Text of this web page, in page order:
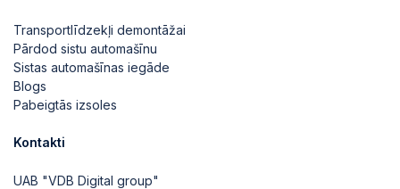
Transportlīdzekļi demontāžai
Pārdod sistu automašīnu
Sistas automašīnas iegāde
Blogs
Pabeigtās izsoles
Kontakti
UAB "VDB Digital group"